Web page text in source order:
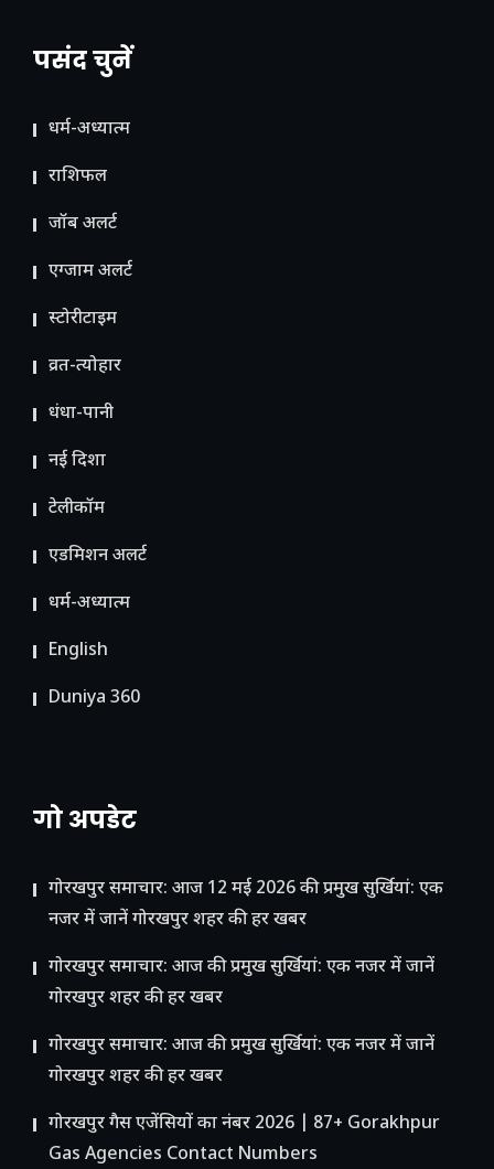
पसंद चुनें
धर्म-अध्यात्म
राशिफल
जॉब अलर्ट
एग्जाम अलर्ट
स्टोरीटाइम
व्रत-त्योहार
धंधा-पानी
नई दिशा
टेलीकॉम
ए​डमिशन अलर्ट
धर्म-अध्यात्म
English
Duniya 360
गो अपडेट
गोरखपुर समाचार: आज 12 मई 2026 की प्रमुख सुर्खियां: एक
नजर में जानें गोरखपुर शहर की हर खबर
गोरखपुर समाचार: आज की प्रमुख सुर्खियां: एक नजर में जानें
गोरखपुर शहर की हर खबर
गोरखपुर समाचार: आज की प्रमुख सुर्खियां: एक नजर में जानें
गोरखपुर शहर की हर खबर
गोरखपुर गैस एजेंसियों का नंबर 2026 | 87+ Gorakhpur
Gas Agencies Contact Numbers